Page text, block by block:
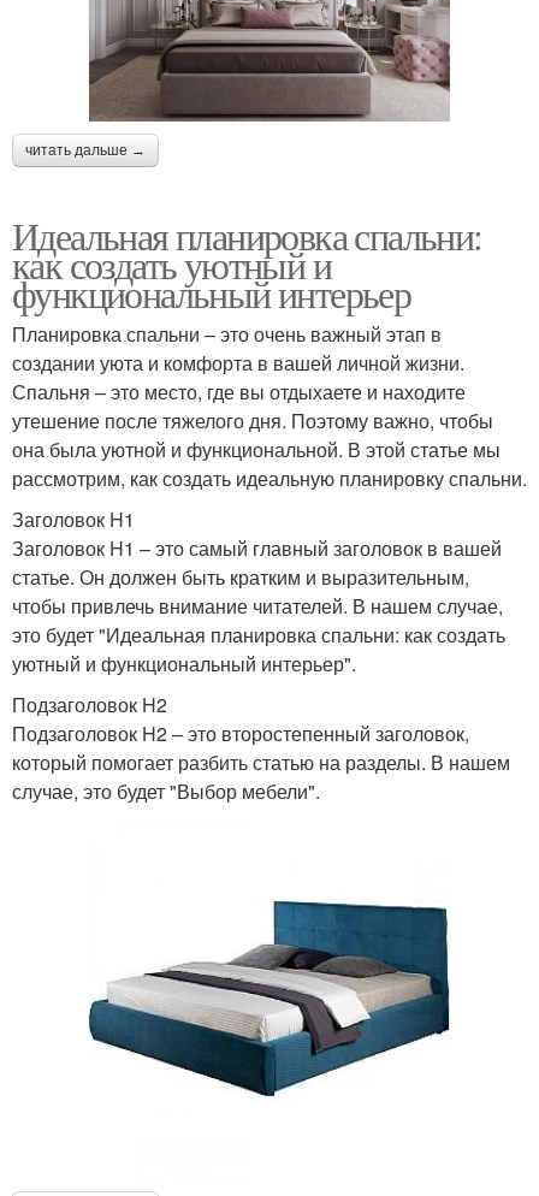
читать дальше →
Идеальная планировка спальни:
как создать уютный и
функциональный интерьер
Планировка спальни – это очень важный этап в
создании уюта и комфорта в вашей личной жизни.
Спальня – это место, где вы отдыхаете и находите
утешение после тяжелого дня. Поэтому важно, чтобы
она была уютной и функциональной. В этой статье мы
рассмотрим, как создать идеальную планировку спальни.
Заголовок H1
Заголовок H1 – это самый главный заголовок в вашей
статье. Он должен быть кратким и выразительным,
чтобы привлечь внимание читателей. В нашем случае,
это будет "Идеальная планировка спальни: как создать
уютный и функциональный интерьер".
Подзаголовок H2
Подзаголовок H2 – это второстепенный заголовок,
который помогает разбить статью на разделы. В нашем
случае, это будет "Выбор мебели".